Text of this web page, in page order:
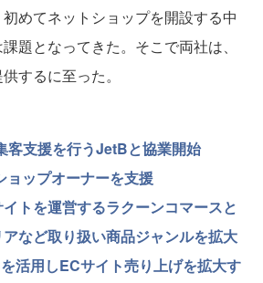
めてネットショップを開設する中
題となってきた。そこで両社は、
するに至った。
客支援を行うJetBと協業開始
ョップオーナーを支援
トを運営するラクーンコマースと
など取り扱い商品ジャンルを拡大
活用しECサイト売り上げを拡大す